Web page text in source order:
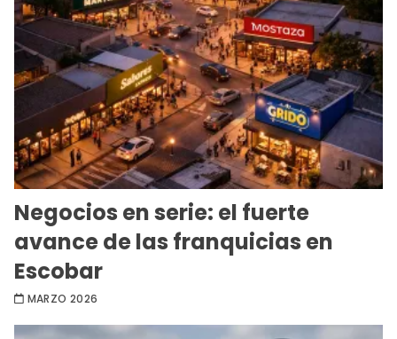
Negocios en serie: el fuerte
avance de las franquicias en
Escobar
MARZO 2026